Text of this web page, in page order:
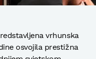
vrhunska
osvojila prestižna